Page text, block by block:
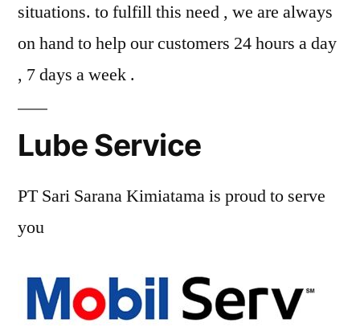
situations. to fulfill this need , we are always
on hand to help our customers 24 hours a day
, 7 days a week .
Lube Service
PT Sari Sarana Kimiatama is proud to serve
you